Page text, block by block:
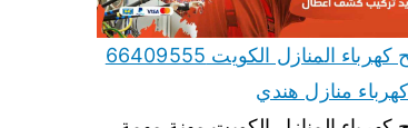
تصليح كهرباء المنازل الكويت 66409555
منازل هندي